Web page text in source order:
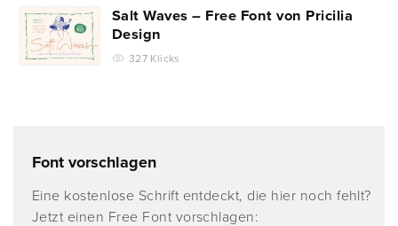
Salt Waves – Free Font von Pricilia
Design
327 Klicks
Font vorschlagen
Eine kostenlose Schrift entdeckt, die hier noch fehlt?
Jetzt einen Free Font vorschlagen: